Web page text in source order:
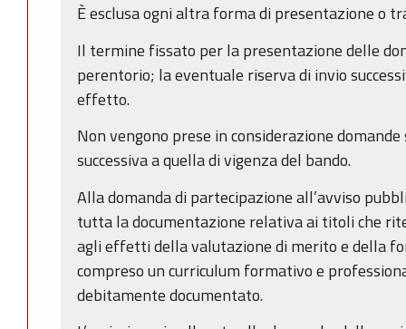
È esclusa ogni altra forma di presentazione o
Il termine fissato per la presentazione delle
perentorio; la eventuale riserva di invio
effetto.
Non vengono prese in considerazione
successiva a quella di vigenza del bando.
Alla domanda di partecipazione all’avviso
tutta la documentazione relativa ai titoli che
agli effetti della valutazione di merito e della
compreso un curriculum formativo e
debitamente documentato.